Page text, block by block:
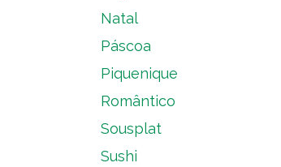
Natal
Páscoa
Piquenique
Romântico
Sousplat
Sushi